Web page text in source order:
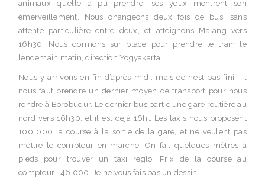
animaux qu’elle a pu prendre, ses yeux montrent son
émerveillement. Nous changeons deux fois de bus, sans
attente particulière entre deux, et atteignons Malang vers
16h30. Nous dormons sur place pour prendre le train le
lendemain matin, direction Yogyakarta.
Nous y arrivons en fin d’après-midi, mais ce n’est pas fini : il
nous faut prendre un dernier moyen de transport pour nous
rendre à Borobudur. Le dernier bus part d’une gare routière au
nord vers 16h30, et il est déjà 16h… Les taxis nous proposent
100 000 la course à la sortie de la gare, et ne veulent pas
mettre le compteur en marche. On fait quelques mètres à
pieds pour trouver un taxi réglo. Prix de la course au
compteur : 46 000. Je ne vous fais pas un dessin.